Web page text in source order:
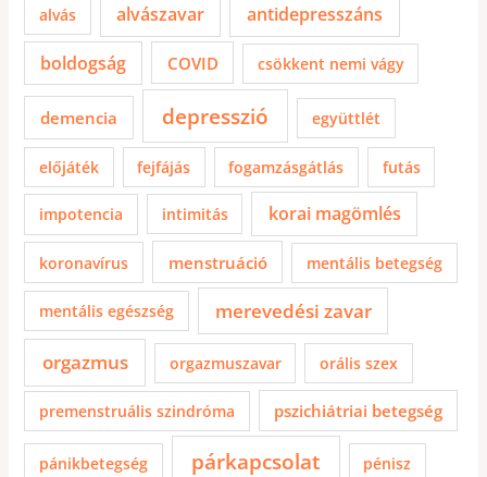
alvás alvászavar antidepresszáns
boldogság COVID csökkent nemi vágy
demencia depresszió együttlét
előjáték fejfájás fogamzásgátlás futás
impotencia intimitás korai magömlés
koronavírus menstruáció mentális betegség
mentális egészség merevedési zavar
orgazmus orgazmuszavar orális szex
premenstruális szindróma pszichiátriai betegség
pánikbetegség párkapcsolat pénisz